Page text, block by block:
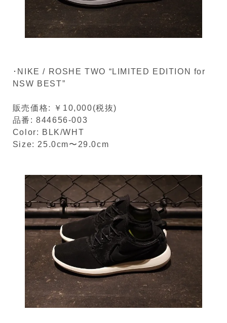
･NIKE / ROSHE TWO “LIMITED EDITION for
NSW BEST”
販売価格: ￥10,000(税抜)
品番: 844656-003
Color: BLK/WHT
Size: 25.0cm〜29.0cm